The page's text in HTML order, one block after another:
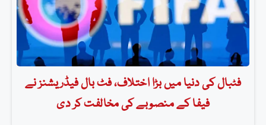
فٹبال کی دنیا میں بڑا اختلاف، فٹ بال فیڈریشنز نے
فیفا کے منصوبے کی مخالفت کر دی